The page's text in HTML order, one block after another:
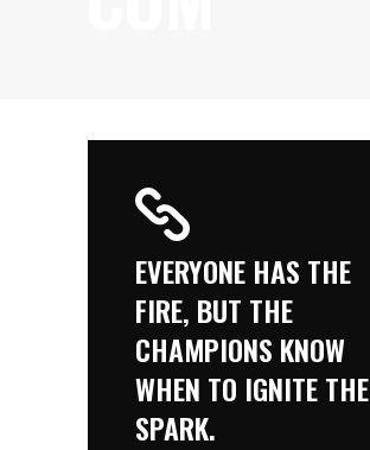
EVERYONE HAS THE
FIRE, BUT THE
CHAMPIONS KNOW
WHEN TO IGNITE THE
SPARK.